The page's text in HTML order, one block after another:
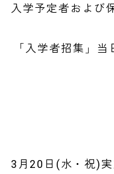
入学予定者および
「入学者招集」
3月20日(水・祝)